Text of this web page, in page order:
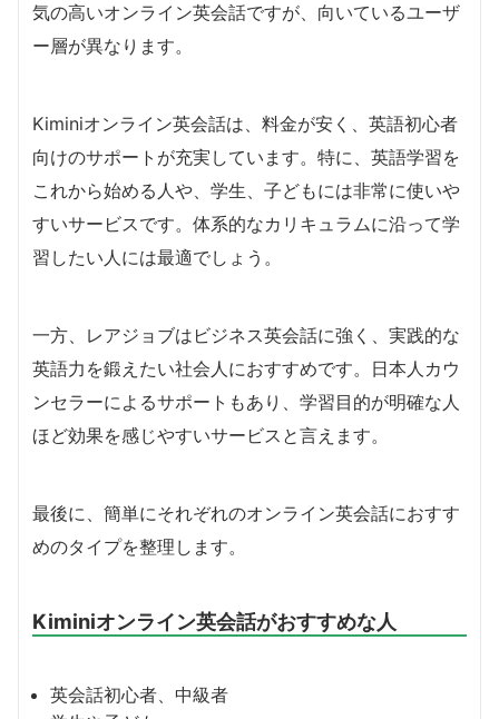
気の高いオンライン英会話ですが、向いているユーザ
ー層が異なります。
Kiminiオンライン英会話は、料金が安く、英語初心者
向けのサポートが充実しています。特に、英語学習を
これから始める人や、学生、子どもには非常に使いや
すいサービスです。体系的なカリキュラムに沿って学
習したい人には最適でしょう。
一方、レアジョブはビジネス英会話に強く、実践的な
英語力を鍛えたい社会人におすすめです。日本人カウ
ンセラーによるサポートもあり、学習目的が明確な人
ほど効果を感じやすいサービスと言えます。
最後に、簡単にそれぞれのオンライン英会話におすす
めのタイプを整理します。
Kiminiオンライン英会話がおすすめな人
英会話初心者、中級者